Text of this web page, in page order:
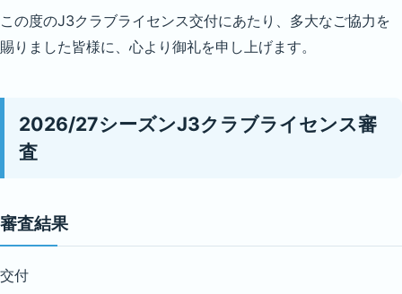
この度のJ3クラブライセンス交付にあたり、多大なご協力を
賜りました皆様に、心より御礼を申し上げます。
2026/27シーズンJ3クラブライセンス審
査
審査結果
交付